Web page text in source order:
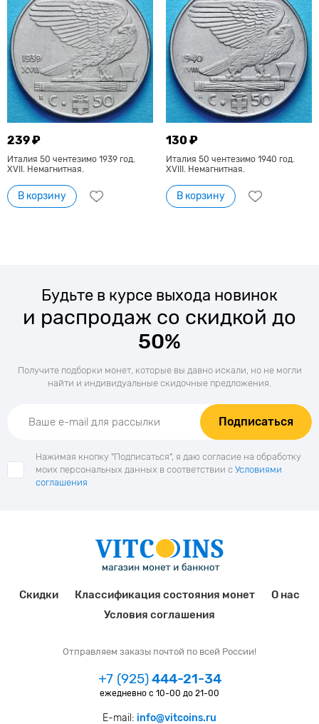
239 ₽
Италия 50 чентезимо 1939 год.
XVII. Немагнитная.
В корзину
130 ₽
Италия 50 чентезимо 1940 год.
XVIII. Немагнитная.
В корзину
Будьте в курсе выхода новинок
и распродаж со скидкой до
50%
Получите подборки монет, которые вы давно искали, но не могли
найти и индивидуальные скидочные предложения.
Подписаться
Нажимая кнопку "Подписаться", я даю согласие на обработку
моих персональных данных в соответствии с Условиями
соглашения
Скидки Классификация состояния монет
О нас
Условия соглашения
Отправляем заказы почтой по всей России!
+7 (925)444-21-34
ежедневно с 10-00 до 21-00
E-mail: info@vitcoins.ru